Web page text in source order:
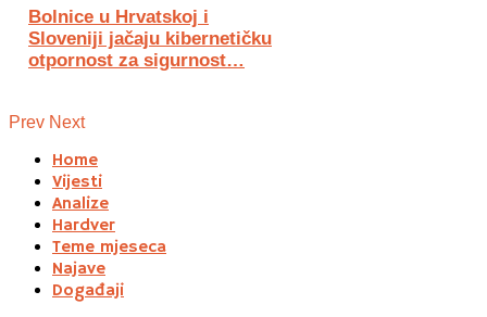
Bolnice u Hrvatskoj i
Sloveniji jačaju kibernetičku
otpornost za sigurnost…
Prev Next
Home
Vijesti
Analize
Hardver
Teme mjeseca
Najave
Događaji